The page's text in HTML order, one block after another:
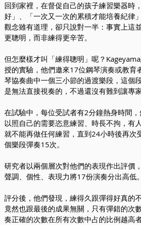
回到家裡，在督促自己的孩子練習樂器時
好」、「一次又一次的累積才能培養紀律
觀念雖有道理，卻只說對一半：事實上這
更聰明，而非練得更辛苦。
但怎麼樣才叫「練得聰明」呢？
授的實驗，他們邀來17位鋼琴演奏或教育
琴協奏曲中一個三小節的過渡樂段，這個
是無法直接視奏的，不過還沒有難到讓專
在試驗中，每位受試者有2分鐘熱身時間
以照自己的需要恣意練習、時長不拘，有
就不能再做任何練習，直到24小時後再次
個樂段彈奏15次。
研究者以兩個層次對他們的表現作出評價
聲調、個性、表現力將17份演奏分出高低。
評分後，他們發現，練得久跟彈得好真的
竟然也跟最後的成果無關，只有彈錯的次
奏正確的次數在所有次數中占的比例越高